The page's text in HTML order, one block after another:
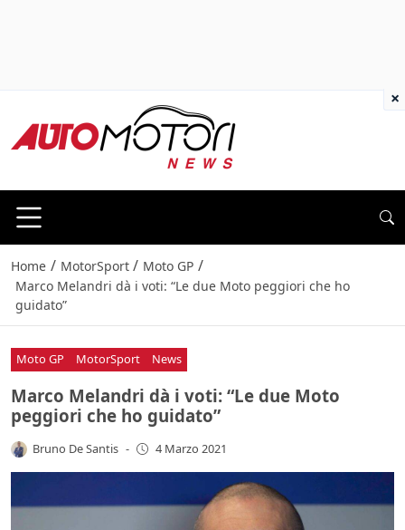
Home / MotorSport / Moto GP /
Marco Melandri dà i voti: “Le due Moto peggiori che ho
guidato”
Moto GP MotorSport News
Marco Melandri dà i voti: “Le due Moto
peggiori che ho guidato”
Bruno De Santis - 4 Marzo 2021
×